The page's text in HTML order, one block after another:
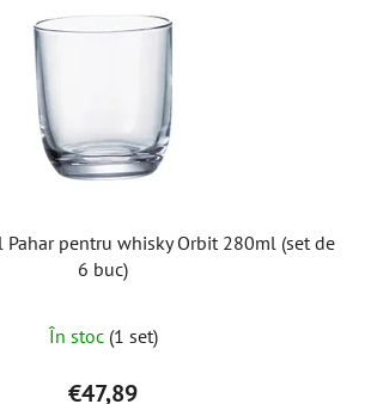
Pahar pentru whisky Orbit 280ml (set de
6 buc)
În stoc (1 set)
€47,89